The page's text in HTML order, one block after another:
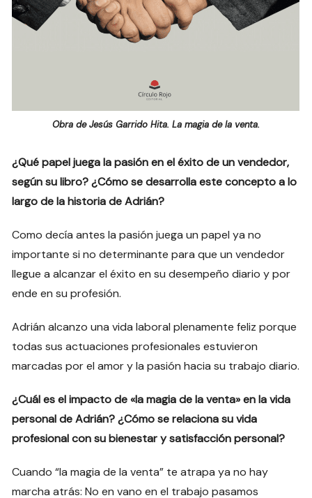
Obra de Jesús Garrido Hita. La magia de la venta.
¿Qué papel juega la pasión en el éxito de un vendedor,
según su libro? ¿Cómo se desarrolla este concepto a lo
largo de la historia de Adrián?
Como decía antes la pasión juega un papel ya no
importante si no determinante para que un vendedor
llegue a alcanzar el éxito en su desempeño diario y por
ende en su profesión.
Adrián alcanzo una vida laboral plenamente feliz porque
todas sus actuaciones profesionales estuvieron
marcadas por el amor y la pasión hacia su trabajo diario.
¿Cuál es el impacto de «la magia de la venta» en la vida
personal de Adrián? ¿Cómo se relaciona su vida
profesional con su bienestar y satisfacción personal?
Cuando “la magia de la venta” te atrapa ya no hay
marcha atrás: No en vano en el trabajo pasamos